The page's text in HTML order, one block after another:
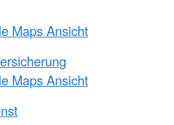
Maps Ansicht
Maps Ansicht